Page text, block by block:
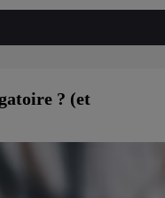
? (et